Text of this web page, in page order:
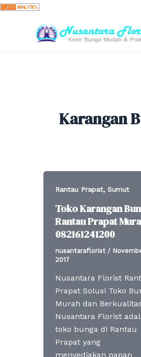
Skip
content
Karangan
Rantau Prapat, Sumut
Toko Karangan
Rantau Prapat
082161241200
nusantaraflorist /
2017
Nusantara Florist
Prapat Solusi Toko
Murah dan
Nusantara Florist
toko bunga di Rantau
Prapat yang
menyediakan papan